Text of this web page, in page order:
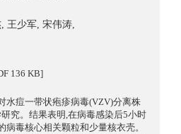
, 王少军,宋伟涛,
136 KB]
水痘一带状疱疹病毒(VZV)分离株
究。结果表明,在病毒感染后5小时
病毒核心相关颗粒和少量核衣壳。